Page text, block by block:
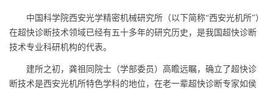
中国科学院西安光学精密机械研究所（以下简称“西安光机所”）
在超快诊断技术领域已经有五十多年的研究历史，是我国超快诊断
技术专业科研机构的代表。
建所之初，龚祖同院士（学部委员）高瞻远瞩，确立了超快诊
断技术是西安光机所特色学科的地位，在老一辈超快诊断专家如侯